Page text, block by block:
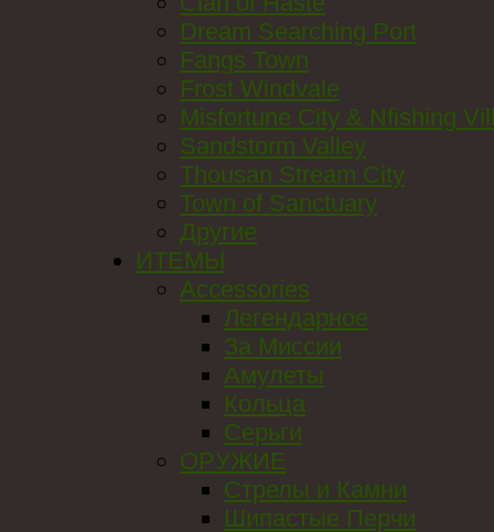
Dream Searching Port
Fangs Town
Frost Windvale
Misfortune City & Nfishing
Sandstorm Valley
Thousan Stream City
Town of Sanctuary
Другие
ИТЕМЫ
Accessories
Легендарное
За Миссии
Амулеты
Кольца
Серьги
ОРУЖИЕ
Стрелы и Камни
Шипастые Перчи